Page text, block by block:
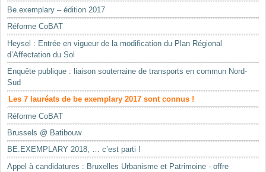
Be.exemplary – édition 2017
Réforme CoBAT
Heysel : Entrée en vigueur de la modification du Plan Régional
d’Affectation du Sol
Enquête publique : liaison souterraine de transports en commun Nord-
Sud
Les 7 lauréats de be exemplary 2017 sont connus !
Réforme CoBAT
Brussels @ Batibouw
BE.EXEMPLARY 2018, … c’est parti !
Appel à candidatures : Bruxelles Urbanisme et Patrimoine - offre